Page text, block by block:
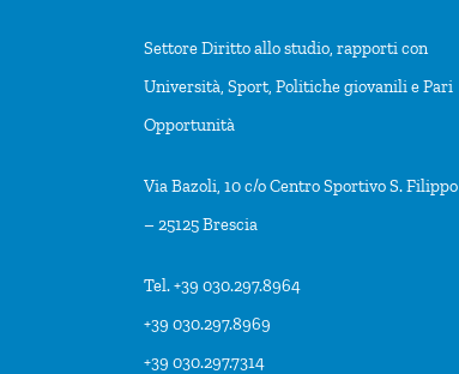
Settore Diritto allo studio, rapporti con
Università, Sport, Politiche giovanili e Pari
Opportunità
Via Bazoli, 10 c/o Centro Sportivo S. Filippo
– 25125 Brescia
Tel. +39 030.297.8964
+39 030.297.8969
+39 030.297.7314